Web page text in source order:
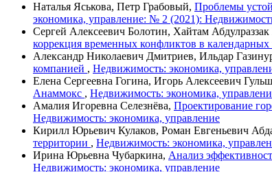
Наталья Яськова, Петр Грабовый, Проблемы
экономика, управление: № 2 (2021):
Сергей Алексеевич Болотин, Хайтам
коррекция временных конфликтов в календарных
Александр Николаевич Дмитриев, Ильдар
компанией , Недвижимость: экономика,
Елена Сергеевна Гогина, Игорь Алексеевич
Анаммокс , Недвижимость: экономика,
Амалия Игоревна Селезнёва, Проектирование
Недвижимость: экономика, управление
Кирилл Юрьевич Кулаков, Роман Евгеньевич
территории , Недвижимость: экономика,
Ирина Юрьевна Чубаркина, Анализ
Недвижимость: экономика, управление